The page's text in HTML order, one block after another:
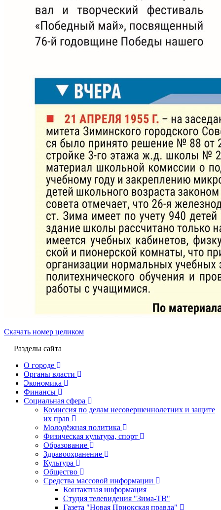
Скачать номер целиком
Разделы сайта
О городе
Органы власти
Экономика
Финансы
Социальная сфера
Комиссия по делам несовершеннолетних и защите
их прав
Молодёжная политика
Физическая культура, спорт
Образование
Здравоохранение
Культура
Общество
Средства массовой информации
Контактная информация
Студия телевидения "Зима-ТВ"
Газета "Новая Приокская правда"